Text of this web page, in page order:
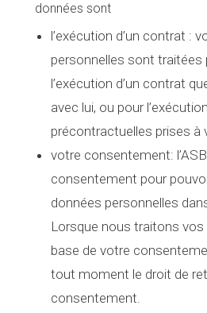
données sont
l’exécution d’un contrat :
personnelles sont traitées
l’exécution d’un contrat
avec lui, ou pour
précontractuelles prises à
votre consentement:
consentement pour
données personnelles
Lorsque nous traitons vos
base de votre
tout moment le droit de
consentement.